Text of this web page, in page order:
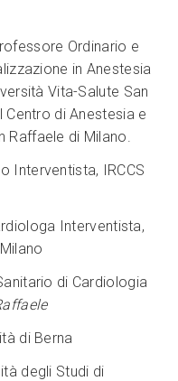
Ordinario e
in Anestesia
Vita-Salute San
di Anestesia e
Raffaele di Milano.
Interventista, IRCCS
Interventista,
di Cardiologia
di Berna
degli Studi di